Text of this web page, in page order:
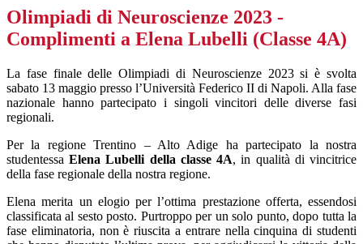
Olimpiadi di Neuroscienze 2023 -
Complimenti a Elena Lubelli (Classe 4A)
La fase finale delle Olimpiadi di Neuroscienze 2023 si è svolta
sabato 13 maggio presso l’Università Federico II di Napoli. Alla fase
nazionale hanno partecipato i singoli vincitori delle diverse fasi
regionali.
Per la regione Trentino – Alto Adige ha partecipato la nostra
studentessaElena Lubelli della classe 4A, in qualità di vincitrice
della fase regionale della nostra regione.
Elena merita un elogio per l’ottima prestazione offerta, essendosi
classificata al sesto posto. Purtroppo per un solo punto, dopo tutta la
fase eliminatoria, non è riuscita a entrare nella cinquina di studenti